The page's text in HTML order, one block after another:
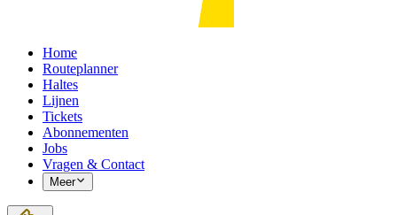
Home
Routeplanner
Haltes
Lijnen
Tickets
Abonnementen
Jobs
Vragen & Contact
Meer